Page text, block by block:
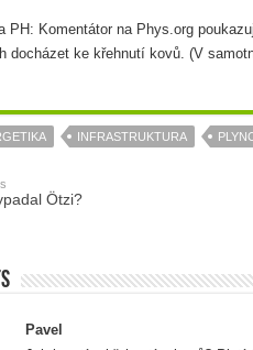
PH: Komentátor na Phys.org
docházet ke křehnutí kovů. (V
INFRASTRUKTURA
Ötzi?
Pavel